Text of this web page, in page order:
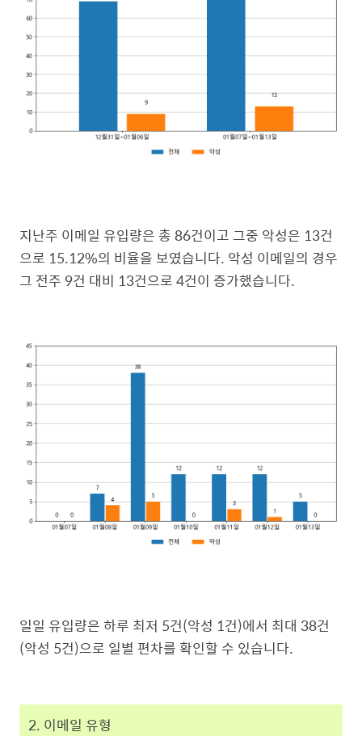
지난주 이메일 유입량은 총 86건이고 그중 악성은 13건
으로 15.12%의 비율을 보였습니다. 악성 이메일의 경우
그 전주 9건 대비 13건으로 4건이 증가했습니다.
일일 유입량은 하루 최저 5건(악성 1건)에서 최대 38건
(악성 5건)으로 일별 편차를 확인할 수 있습니다.
2. 이메일 유형